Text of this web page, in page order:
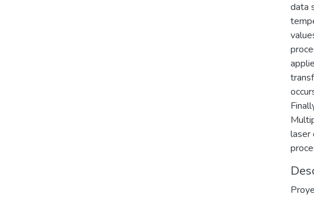
data
laser